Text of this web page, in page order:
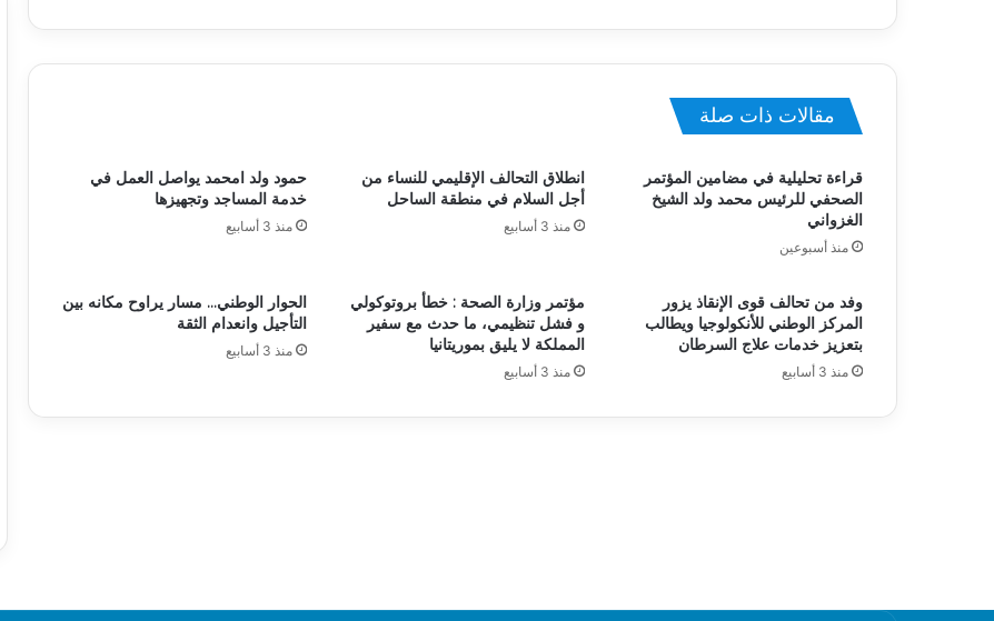
مقالات ذات صلة
قراءة تحليلية في مضامين المؤتمر
الصحفي للرئيس محمد ولد الشيخ
الغزواني
منذ أسبوعين
انطلاق التحالف الإقليمي للنساء من
أجل السلام في منطقة الساحل
منذ 3 أسابيع
حمود ولد امحمد يواصل العمل في
خدمة المساجد وتجهيزها
منذ 3 أسابيع
وفد من تحالف قوى الإنقاذ يزور
المركز الوطني للأنكولوجيا ويطالب
بتعزيز خدمات علاج السرطان
منذ 3 أسابيع
مؤتمر وزارة الصحة : خطأ بروتوكولي
و فشل تنظيمي، ما حدث مع سفير
المملكة لا يليق بموريتانيا
منذ 3 أسابيع
الحوار الوطني… مسار يراوح مكانه بين
التأجيل وانعدام الثقة
منذ 3 أسابيع